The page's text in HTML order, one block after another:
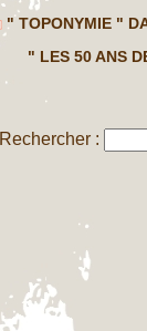
" TOPONYMIE "
" LES 50 ANS
Rechercher :